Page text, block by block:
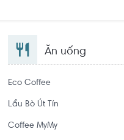
Ăn uống
Eco Coffee
Lẩu Bò Út Tín
Coffee MyMy